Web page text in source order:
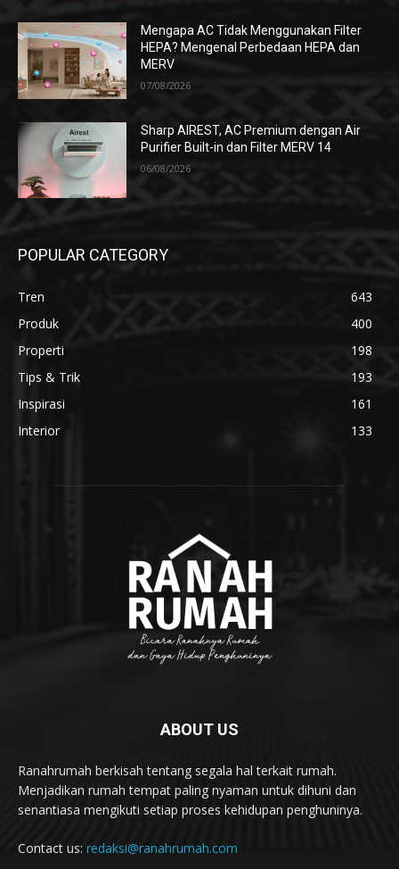
Mengapa AC Tidak Menggunakan Filter
HEPA? Mengenal Perbedaan HEPA dan
MERV
07/08/2026
Sharp AIREST, AC Premium dengan Air
Purifier Built-in dan Filter MERV 14
06/08/2026
POPULAR CATEGORY
Tren
643
Produk
400
Properti
198
Tips & Trik
193
Inspirasi
161
Interior
133
ABOUT US
Ranahrumah berkisah tentang segala hal terkait rumah.
Menjadikan rumah tempat paling nyaman untuk dihuni dan
senantiasa mengikuti setiap proses kehidupan penghuninya.
Contact us: redaksi@ranahrumah.com